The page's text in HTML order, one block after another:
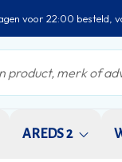
voor 22:00 besteld,
AREDS 2